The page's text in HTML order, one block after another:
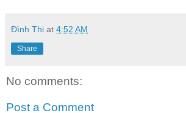
Đình Thi at 4:52 AM
Share
No comments:
Post a Comment